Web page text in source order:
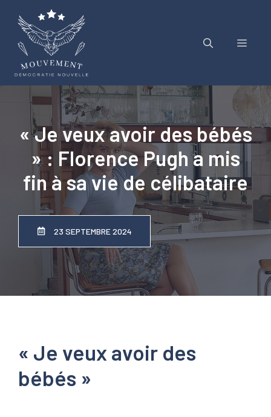
contenu
Menu
« Je veux avoir des bébés
» : Florence Pugh a mis
fin à sa vie de célibataire
23 SEPTEMBRE 2024
« Je veux avoir des
bébés »